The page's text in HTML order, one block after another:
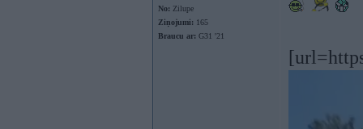
No: Zilupe
Ziņojumi: 165
Braucu ar: G31 '21